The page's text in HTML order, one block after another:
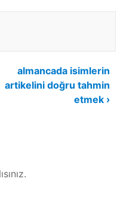
almancada isimlerin
artikelini doğru tahmin
etmek ›